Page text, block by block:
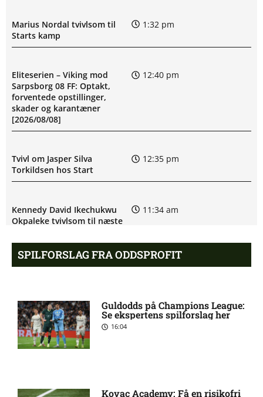
Marius Nordal tvivlsom til
Starts kamp
1:32 pm
Eliteserien – Viking mod
Sarpsborg 08 FF: Optakt,
forventede opstillinger,
skader og karantæner
[2026/08/08]
12:40 pm
Tvivl om Jasper Silva
Torkildsen hos Start
12:35 pm
Kennedy David Ikechukwu
Okpaleke tvivlsom til næste
11:34 am
Allsvenskan – Orgryte IS mod
AIK Stockholm: Optakt,
forventede opstillinger,
9:52 am
SPILFORSLAG FRA ODDSPROFIT
Guldodds på Champions League:
Se ekspertens spilforslag her
16:04
Kovac Academy: Få en risikofri